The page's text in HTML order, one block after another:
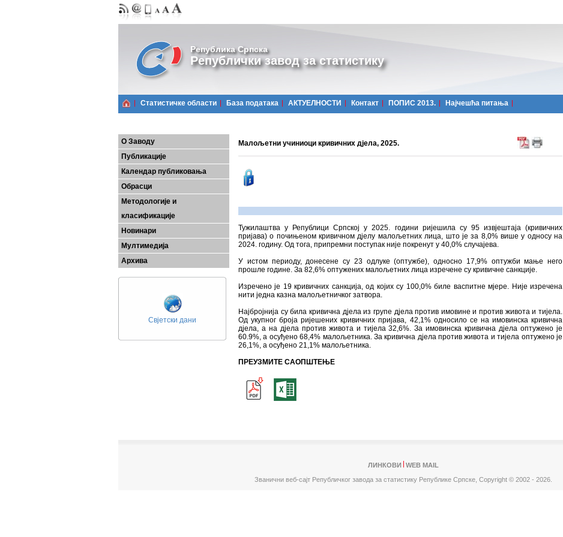
Република Српска
Републички завод за статистику
Статистичке области Базa података АКТУЕЛНОСТИ Контакт ПОПИС 2013. Најчешћa питања
О Заводу
Публикације
Календар публиковања
Обрасци
Методологије и
класификације
Новинари
Мултимедија
Архива
Свјетски дани
Малољетни учиниоци кривичних дјела, 2025.
Тужилаштва у Републици Српској у 2025. години ријешила су 95 извјештаја (кривичних
пријава) о почињеном кривичном дјелу малољетних лица, што је за 8,0% више у односу на
2024. годину. Од тога, припремни поступак није покренут у 40,0% случајева.
У истом периоду, донесене су 23 одлуке (оптужбе), односно 17,9% оптужби мање него
прошле године. За 82,6% оптужених малољетних лица изречене су кривичне санкције.
Изречено је 19 кривичних санкција, од којих су 100,0% биле васпитне мјере. Није изречена
нити једна казна малољетничког затвора.
Најбројнија су била кривична дјела из групе дјела против имовине и против живота и тијела.
Од укупног броја ријешених кривичних пријава, 42,1% односило се на имовинска кривична
дјела, а на дјела против живота и тијела 32,6%. За имовинска кривична дјела оптужено је
60.9%, а осуђено 68,4% малољетника. За кривична дјела против живота и тијела оптужено је
26,1%, а осуђено 21,1% малољетника.
ПРЕУЗМИТЕ САОПШТЕЊЕ
ЛИНКОВИ
WEB MAIL
Званични веб-сајт Републичког завода за статистику Републике Српске, Copyright © 2002 - 2026.